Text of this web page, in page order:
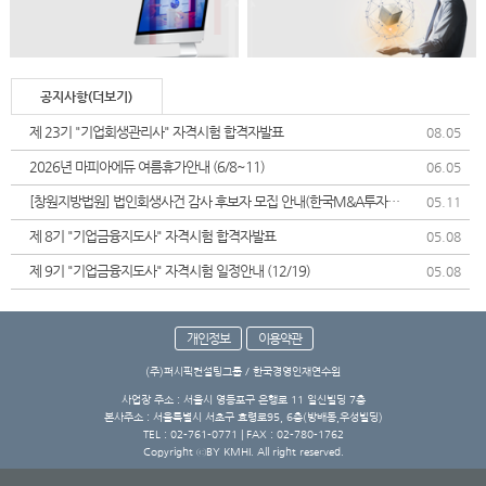
공지사항(더보기)
제 23기 "기업회생관리사" 자격시험 합격자발표 08.05
2026년 마피아에듀 여름휴가안내 (6/8~11) 06.05
[창원지방법원] 법인회생사건 감사 후보자 모집 안내(한국M&A투자협
회)
05.11
제 8기 "기업금융지도사" 자격시험 합격자발표 05.08
제 9기 "기업금융지도사" 자격시험 일정안내 (12/19) 05.08
개인정보 이용약관
(주)퍼시픽컨설팅그룹 / 한국경영인재연수원
사업장 주소 : 서울시 영등포구 은행로 11 일신빌딩 7층
본사주소 : 서울특별시 서초구 효령로95, 6층(방배동,우성빌딩)
TEL : 02-761-0771 | FAX : 02-780-1762
Copyright ⓒBY KMHI. All right reserved.